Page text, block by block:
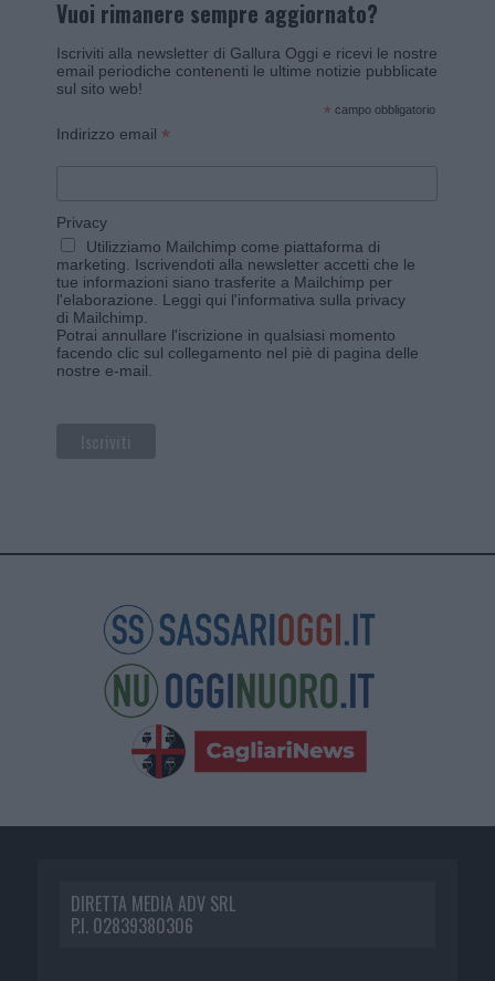
Vuoi rimanere sempre aggiornato?
Iscriviti alla newsletter di Gallura Oggi e ricevi le nostre
email periodiche contenenti le ultime notizie pubblicate
sul sito web!
* campo obbligatorio
Indirizzo email *
Privacy
Utilizziamo Mailchimp come piattaforma di
marketing. Iscrivendoti alla newsletter accetti che le
tue informazioni siano trasferite a Mailchimp per
l'elaborazione. Leggi qui l'informativa sulla privacy
di Mailchimp
Potrai annullare l'iscrizione in qualsiasi momento
facendo clic sul collegamento nel piè di pagina delle
nostre e-mail.
DIRETTA MEDIA ADV SRL
P.I. 02839380306